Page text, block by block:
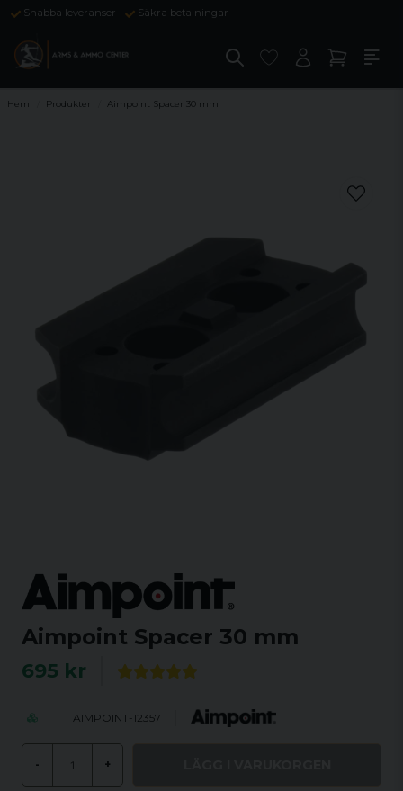
Snabba leveranser Säkra betalningar
Hem Produkter Aimpoint Spacer 30 mm
Aimpoint Spacer 30 mm
695 kr
AIMPOINT-12357
- +